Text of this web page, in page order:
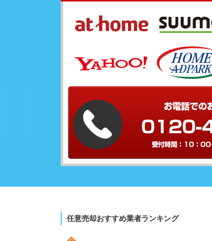
任意売却おすすめ業者ランキング